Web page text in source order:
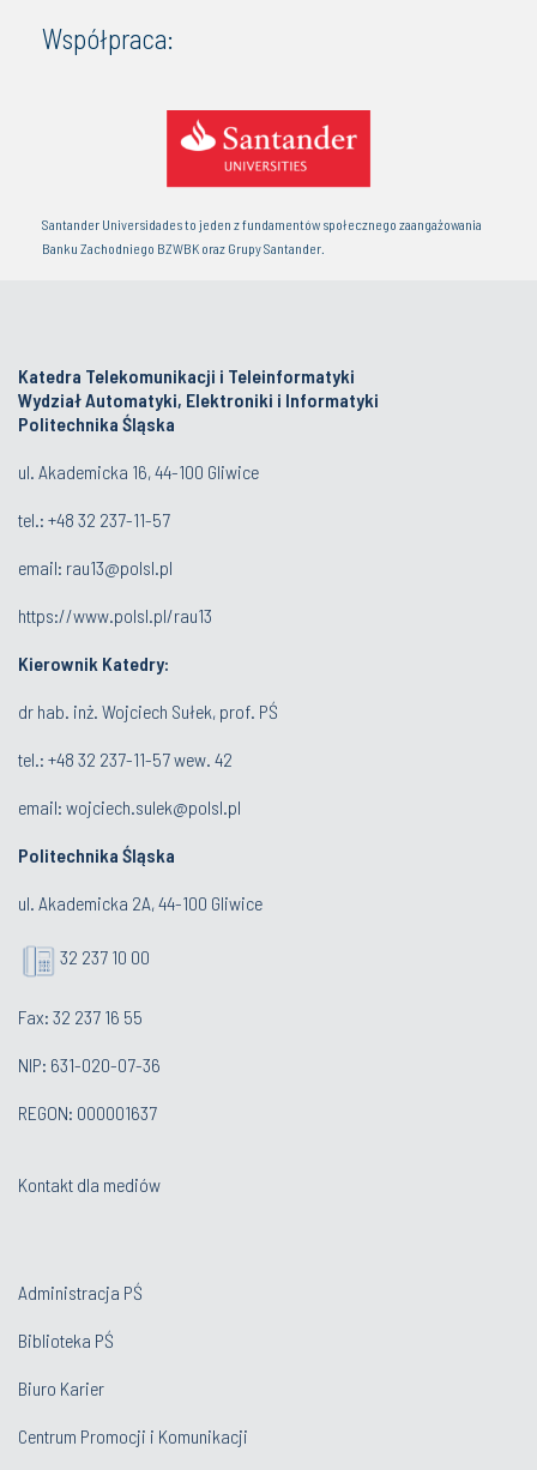
Współpraca:
Santander Universidades to jeden z fundamentów społecznego zaangażowania
Banku Zachodniego BZWBK oraz Grupy Santander.
Katedra Telekomunikacji i Teleinformatyki
Wydział Automatyki, Elektroniki i Informatyki
Politechnika Śląska
ul. Akademicka 16, 44-100 Gliwice
tel.: +48 32 237-11-57
email: rau13@polsl.pl
https://www.polsl.pl/rau13
Kierownik Katedry:
dr hab. inż. Wojciech Sułek, prof. PŚ
tel.: +48 32 237-11-57 wew. 42
email: wojciech.sulek@polsl.pl
Politechnika Śląska
ul. Akademicka 2A, 44-100 Gliwice
32 237 10 00
Fax: 32 237 16 55
NIP: 631-020-07-36
REGON: 000001637
Kontakt dla mediów
Administracja PŚ
Biblioteka PŚ
Biuro Karier
Centrum Promocji i Komunikacji